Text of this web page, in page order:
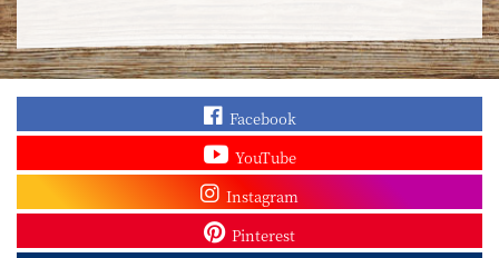
Finden Sie „So
Facebook
Sehen Sie mehr
YouTube
Besuchen Sie unser
Instagram
Sieh dir unsere Pins
Pinterest